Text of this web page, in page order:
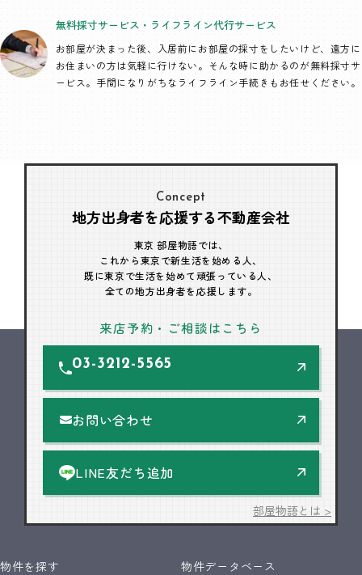
無料採寸サービス・ ライフライン代行サービス
お部屋が決まった後、入居前にお部屋の採寸をしたいけど、遠方に
お住まいの方は気軽に行けない。そんな時に助かるのが無料採寸サ
ービス。手間になりがちなライフライン手続きもお任せください。
Concept
地方出身者を応援する不動産会社
東京 部屋物語では、
これから東京で新生活を始める人、
既に東京で生活を始めて頑張っている人、
全ての地方出身者を応援します。
来店予約・ご相談はこちら
03-3212-5565
お問い合わせ
LINE友だち追加
部屋物語とは >
物件を探す 物件データベース